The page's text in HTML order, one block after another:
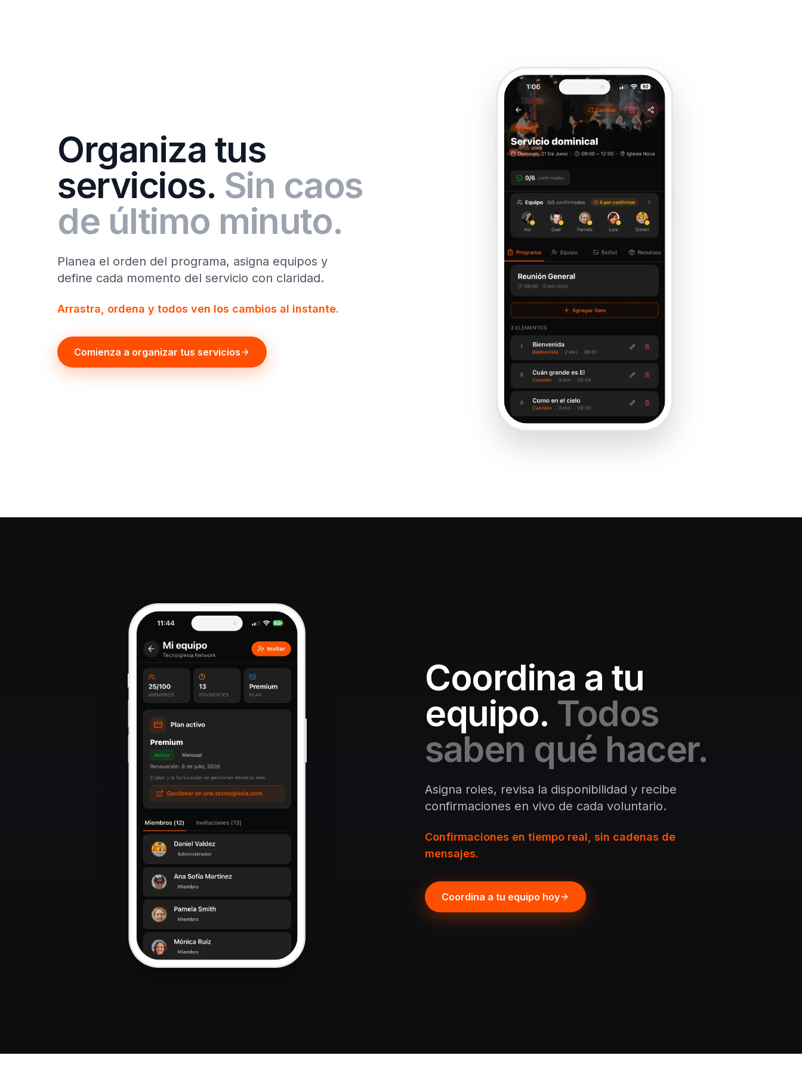
Organiza tus
servicios. Sin caos
de último minuto.
Planea el orden del programa, asigna equipos y
define cada momento del servicio con claridad.
Arrastra, ordena y todos ven los cambios al instante.
Comienza a organizar tus servicios
Coordina a tu
equipo. Todos
saben qué hacer.
Asigna roles, revisa la disponibilidad y recibe
confirmaciones en vivo de cada voluntario.
Confirmaciones en tiempo real, sin cadenas de
mensajes.
Coordina a tu equipo hoy